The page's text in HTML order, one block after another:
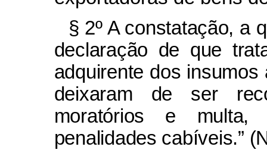
§ 2º A constatação, a
declaração de que
adquirente dos
deixaram de ser
moratórios e
penalidades cabíveis.”